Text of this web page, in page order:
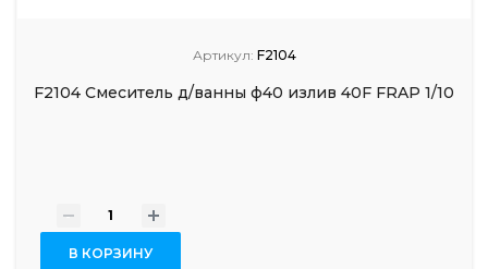
Артикул: F2104
F2104 Смеситель д/ванны ф40 излив 40F FRAP 1/10
- +
В КОРЗИНУ